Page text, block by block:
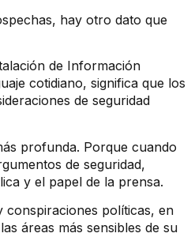
hay otro dato que
de Información
cotidiano, significa que los
de seguridad
profunda. Porque cuando
de seguridad,
y el papel de la prensa.
conspiraciones políticas, en
áreas más sensibles de su